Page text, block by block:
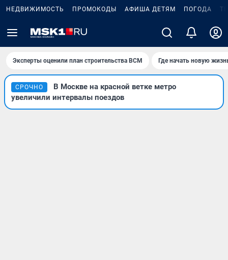
НЕДВИЖИМОСТЬ ПРОМОКОДЫ АФИША ДЕТЯМ ПОГОДА
Эксперты оценили план строительства ВСМ Где начать новую
СРОЧНО
В Москве на красной ветке метро
увеличили интервалы поездов